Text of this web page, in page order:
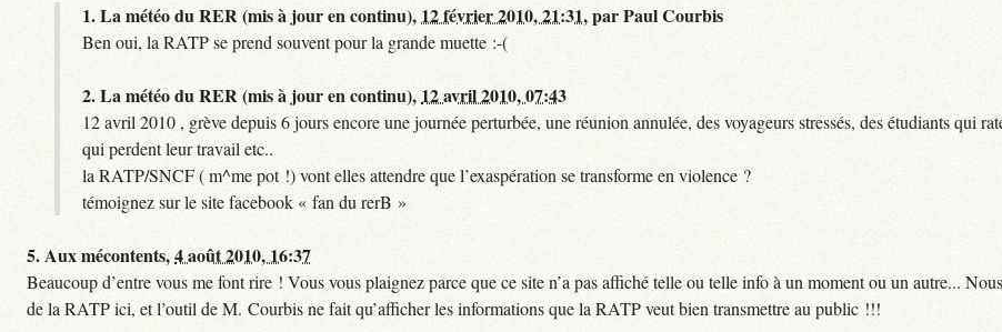
1.La météo du RER (mis à jour en continu), 12 février 2010, 21:31,parPaul Courbis
Ben oui, la RATP se prend souvent pour la grande muette :-(
2.La météo du RER (mis à jour en continu), 12 avril 2010, 07:43
12 avril 2010 , grève depuis 6 jours encore une journée perturbée, une réunion annulée, des voyageurs stressés, des étudiants qui
qui perdent leur travail etc..
la RATP/SNCF ( m^me pot !) vont elles attendre que l’exaspération se transforme en violence ?
témoignez sur le site facebook « fan du rerB »
5.Aux mécontents,4 août 2010, 16:37
Beaucoup d’entre vous me font rire ! Vous vous plaignez parce que ce site n’a pas affiché telle ou telle info à un moment ou un autre...
de la RATP ici, et l’outil de M. Courbis ne fait qu’afficher les informations que la RATP veut bien transmettre au public !!!